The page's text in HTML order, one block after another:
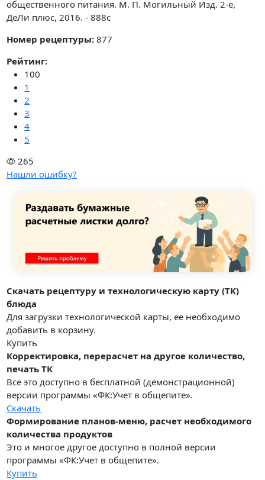
общественного питания. М. П. Могильный Изд. 2-е,
ДеЛи плюс, 2016. - 888с
Номер рецептуры: 877
Рейтинг:
100
1
2
3
4
5
265
Нашли ошибку?
Скачать рецептуру и технологическую карту (ТК)
блюда
Для загрузки технологической карты, ее необходимо
добавить в корзину.
Купить
Корректировка, перерасчет на другое количество,
печать ТК
Все это доступно в бесплатной (демонстрационной)
версии программы «ФК:Учет в общепите».
Скачать
Формирование планов-меню, расчет необходимого
количества продуктов
Это и многое другое доступно в полной версии
программы «ФК:Учет в общепите».
Купить